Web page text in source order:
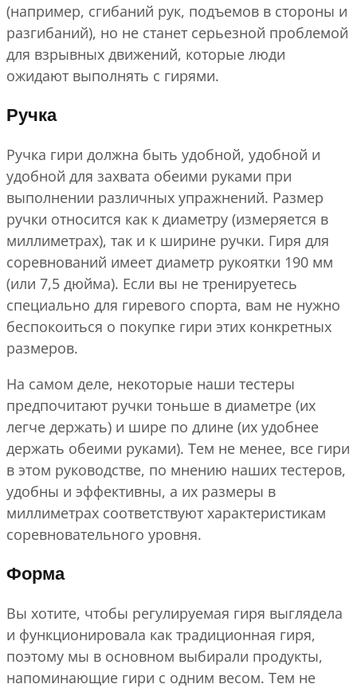
(например, сгибаний рук, подъемов в стороны и
разгибаний), но не станет серьезной проблемой
для взрывных движений, которые люди
ожидают выполнять с гирями.
Ручка
Ручка гири должна быть удобной, удобной и
удобной для захвата обеими руками при
выполнении различных упражнений. Размер
ручки относится как к диаметру (измеряется в
миллиметрах), так и к ширине ручки. Гиря для
соревнований имеет диаметр рукоятки 190 мм
(или 7,5 дюйма). Если вы не тренируетесь
специально для гиревого спорта, вам не нужно
беспокоиться о покупке гири этих конкретных
размеров.
На самом деле, некоторые наши тестеры
предпочитают ручки тоньше в диаметре (их
легче держать) и шире по длине (их удобнее
держать обеими руками). Тем не менее, все гири
в этом руководстве, по мнению наших тестеров,
удобны и эффективны, а их размеры в
миллиметрах соответствуют характеристикам
соревновательного уровня.
Форма
Вы хотите, чтобы регулируемая гиря выглядела
и функционировала как традиционная гиря,
поэтому мы в основном выбирали продукты,
напоминающие гири с одним весом. Тем не